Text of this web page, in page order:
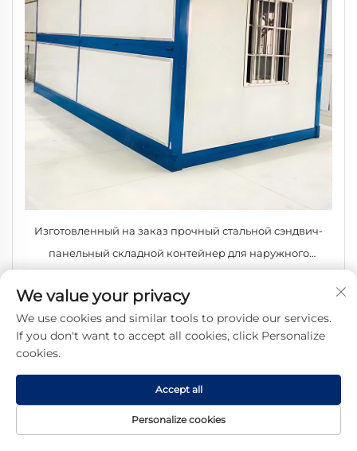
Изготовленный на заказ прочный стальной сэндвич-
панельный складной контейнер для наружного
последствий стихийных бедствий
предложение
Наш представитель свяжется с вами в
We value your privacy
We use cookies and similar tools to provide our services.
If you don't want to accept all cookies, click Personalize
cookies.
Personalize cookies
Accept all